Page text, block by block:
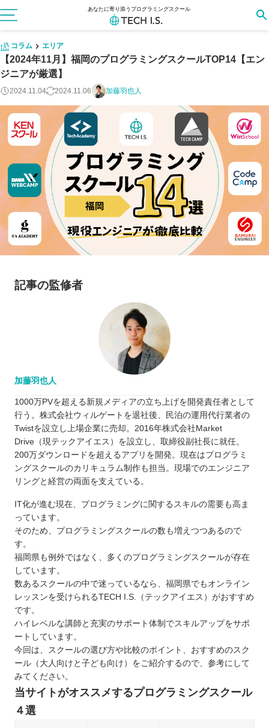
あなたに寄り添うプログラミングスクール
コラム エリア
【2024年11月】福岡のプログラミングスクールTOP14【エン
ジニアが厳選】
2024.11.04 2024.11.06 加藤羽也人
記事の監修者
加藤羽也人
1000万PVを超える新規メディアの立ち上げを開発責任者として
行う。株式会社ウィルゲートを退社後、民泊の運用代行業者の
Twistを設立し上場企業に売却。2016年株式会社Market
Drive（現テックアイエス）を設立し、取締役副社長に就任。
200万ダウンロードを超えるアプリを開発。現在はプログラミ
ングスクールのカリキュラム制作も担当。現場でのエンジニア
リングと経営の両面を支えている。
IT化が進む現在、プログラミングに関するスキルの需要も高ま
っています。
そのため、プログラミングスクールの数も増えつつあるので
す。
福岡県も例外ではなく、多くのプログラミングスクールが存在
しています。
数あるスクールの中で迷っているなら、福岡県でもオンライン
レッスンを受けられるTECH I.S.（テックアイエス）がおすすめ
です。
ハイレベルな講師と充実のサポート体制でスキルアップをサポ
ートしています。
今回は、スクールの選び方や比較のポイント、おすすめのスク
ール（大人向けと子ども向け）をご紹介するので、参考にして
みてください。
当サイトがオススメするプログラミングスクール
４選